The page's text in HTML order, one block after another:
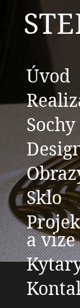
Úvod
Sochy
Sklo
a vize